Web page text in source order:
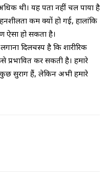
थी। यह पता नहीं चल पाया है
कम क्यों हो गई, हालांकि
ऐसा हो सकता है।
दिलचस्प है कि शारीरिक
प्रभावित कर सकती है। हमारे
सुराग हैं, लेकिन अभी हमारे